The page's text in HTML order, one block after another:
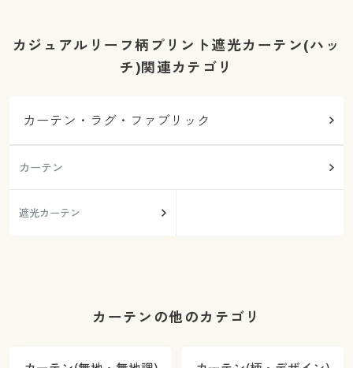
カジュアルリーフ柄プリント遮光カーテン(ハッ
チ)関連カテゴリ
カーテン・ラグ・ファブリック
カーテン
遮光カーテン
カーテンの他のカテゴリ